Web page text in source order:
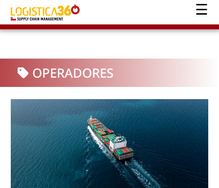
OPERADORES